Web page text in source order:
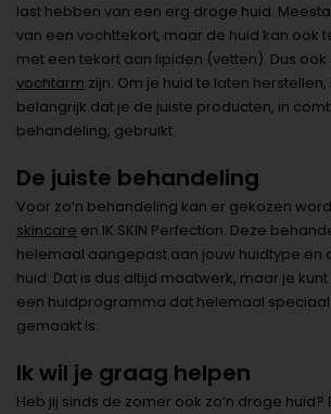
last hebben van een erg droge huid.
van een vochttekort, maar de huid kan ook
met een tekort aan lipiden (vetten). Dus
vochtarm zijn. Om je huid te laten
belangrijk dat je de juiste producten, in
behandeling, gebruikt.
De juiste behandeling
Voor zo’n behandeling kan er gekozen
skincare en IK SKIN Perfection. Deze
helemaal aangepast aan jouw huidtype en
huid. Dat is dus altijd maatwerk, maar je
een huidprogramma dat helemaal
gemaakt is.
Ik wil je graag helpen
Heb jij sinds de zomer ook zo’n droge huid?